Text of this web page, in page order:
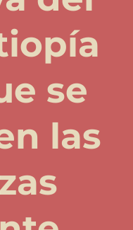
se
las